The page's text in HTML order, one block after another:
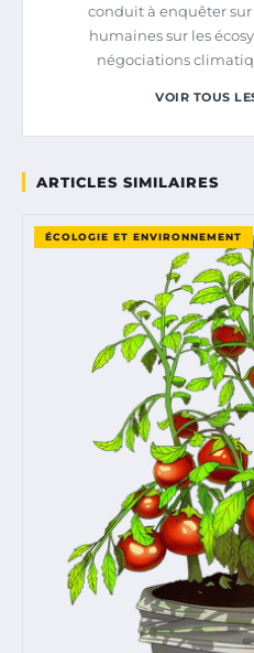
conduit à enquêter
humaines sur les
négociations
VOIR TOUS
ARTICLES SIMILAIRES
ÉCOLOGIE ET ENVIRONNEMENT